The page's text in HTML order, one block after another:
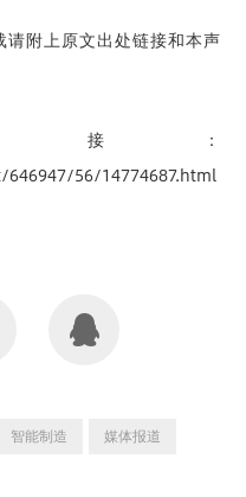
附上原文出处链接和本声
接：
56/14774687.html
智能制造 媒体报道